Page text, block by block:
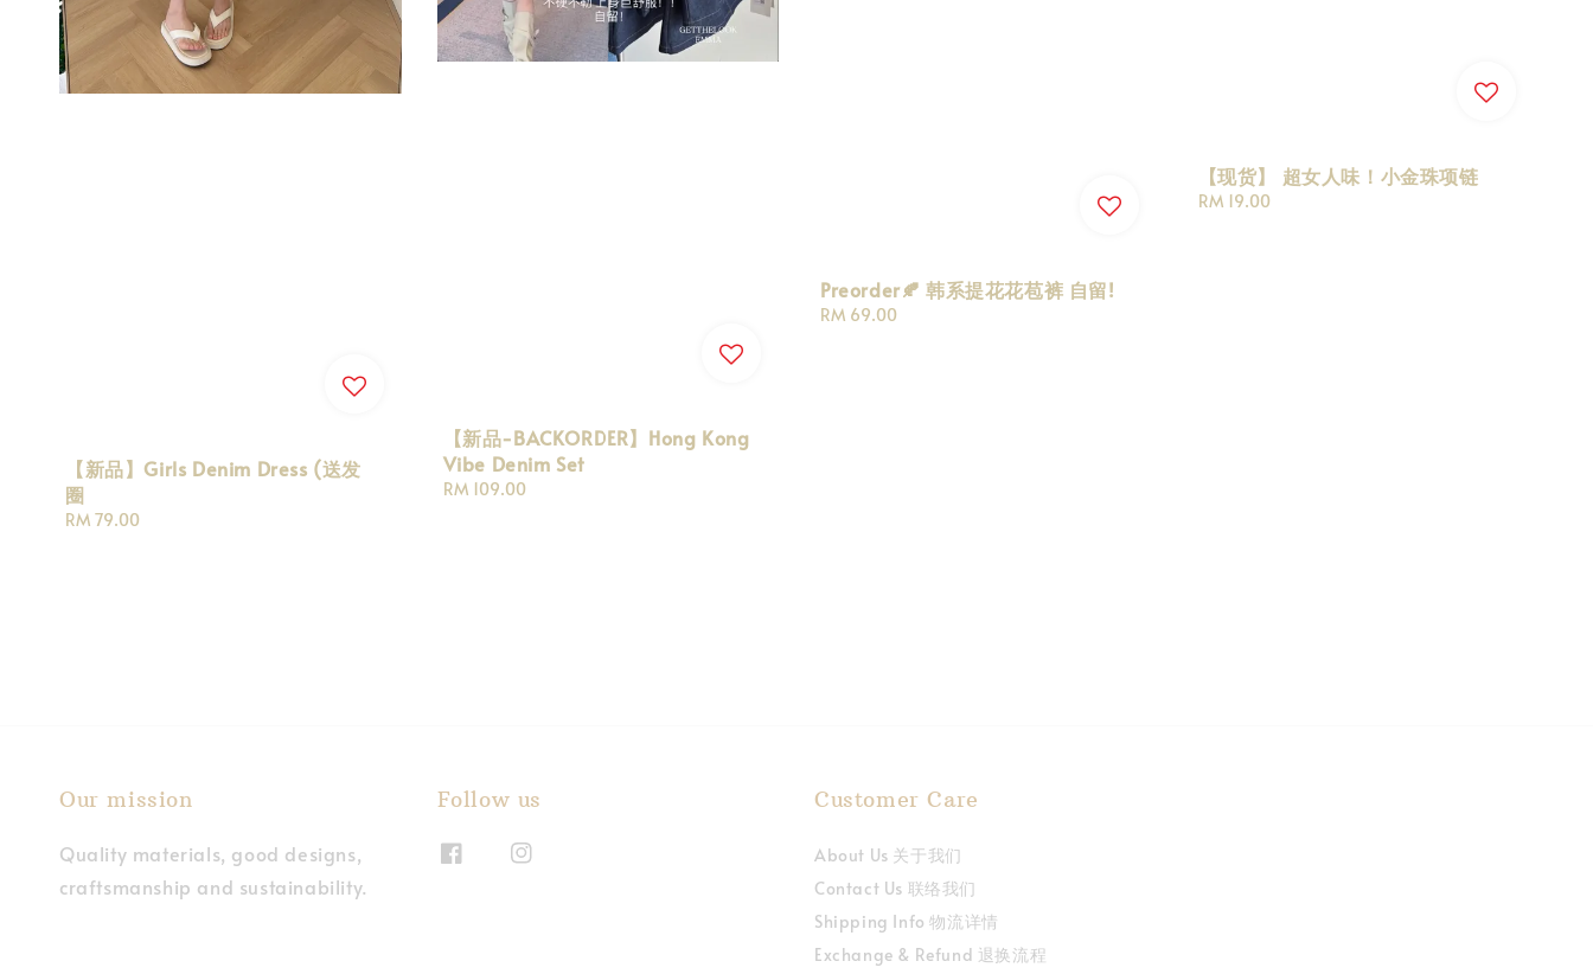
【新品】Girls Denim Dress (送发
圈
Regular
RM 79.00
【新品-BACKORDER】Hong Kong
Vibe Denim Set
Regular
RM 109.00
Preorder🍂 韩系提花花苞裤 自留!
Regular
RM 69.00
【现货】 超女人味！小金珠项链
Regular
RM 19.00
Our mission
Quality materials, good designs,
craftsmanship and sustainability.
Follow us Customer Care
About Us 关于我们
Contact Us 联络我们
Shipping Info 物流详情
Exchange & Refund 退换流程